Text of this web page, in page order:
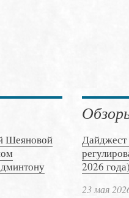
Шеяновой
Дайджест
2026
23 мая